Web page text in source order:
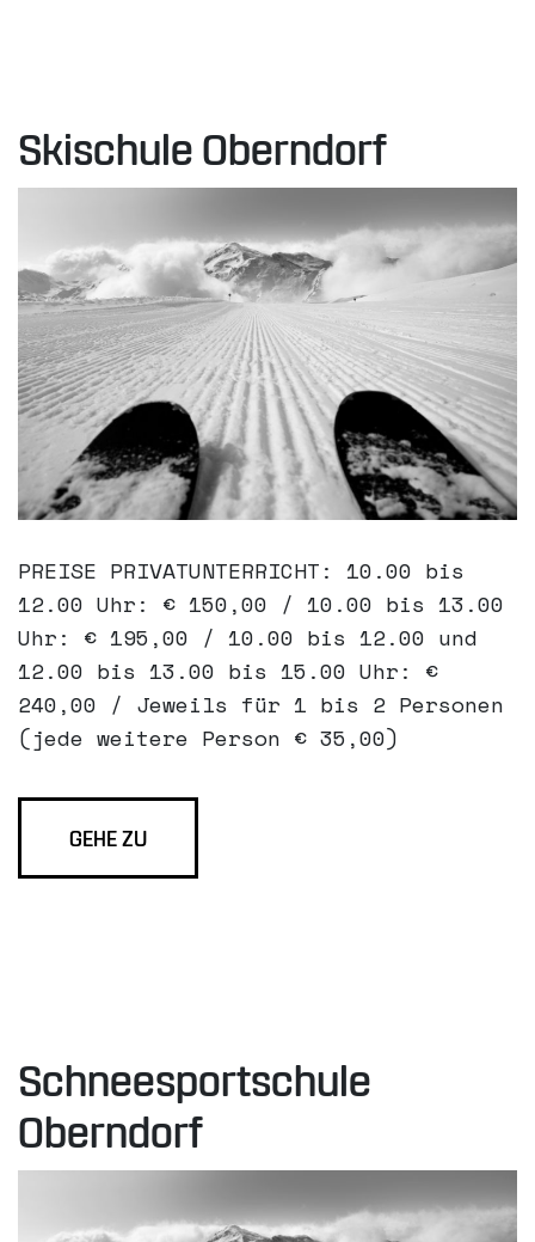
Skischule Oberndorf
PREISE PRIVATUNTERRICHT: 10.00 bis
12.00 Uhr: € 150,00 / 10.00 bis 13.00
Uhr: € 195,00 / 10.00 bis 12.00 und
12.00 bis 13.00 bis 15.00 Uhr: €
240,00 / Jeweils für 1 bis 2 Personen
(jede weitere Person € 35,00)
GEHE ZU
Schneesportschule
Oberndorf